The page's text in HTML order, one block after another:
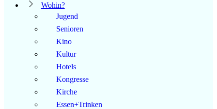
Wohin?
Jugend
Senioren
Kino
Kultur
Hotels
Kongresse
Kirche
Essen+Trinken